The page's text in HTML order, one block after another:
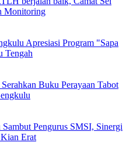
Monitoring
Apresiasi Program "Sapa
Tengah
Buku Perayaan Tabot
Pengurus SMSI, Sinergi
Erat